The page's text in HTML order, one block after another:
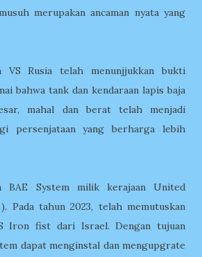
merupakan ancaman nyata yang
Rusia telah menunjjukkan bukti
bahwa tank dan kendaraan lapis baja
mahal dan berat telah menjadi
persenjataan yang berharga lebih
BAE System milik kerajaan United
Pada tahun 2023, telah memutuskan
Iron fist dari Israel. Dengan tujuan
dapat menginstal dan mengupgrate